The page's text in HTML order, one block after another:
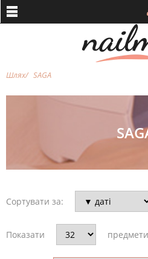
Шлях SAGA
Сортувати за:
Показати предмети